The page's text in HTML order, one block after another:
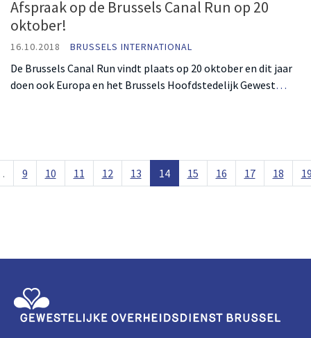
Afspraak op de Brussels Canal Run op 20
oktober!
16.10.2018 BRUSSELS INTERNATIONAL
De Brussels Canal Run vindt plaats op 20 oktober en dit jaar
doen ook Europa en het Brussels Hoofdstedelijk Gewest…
9 10 11 12 13 14 15 16 17 18